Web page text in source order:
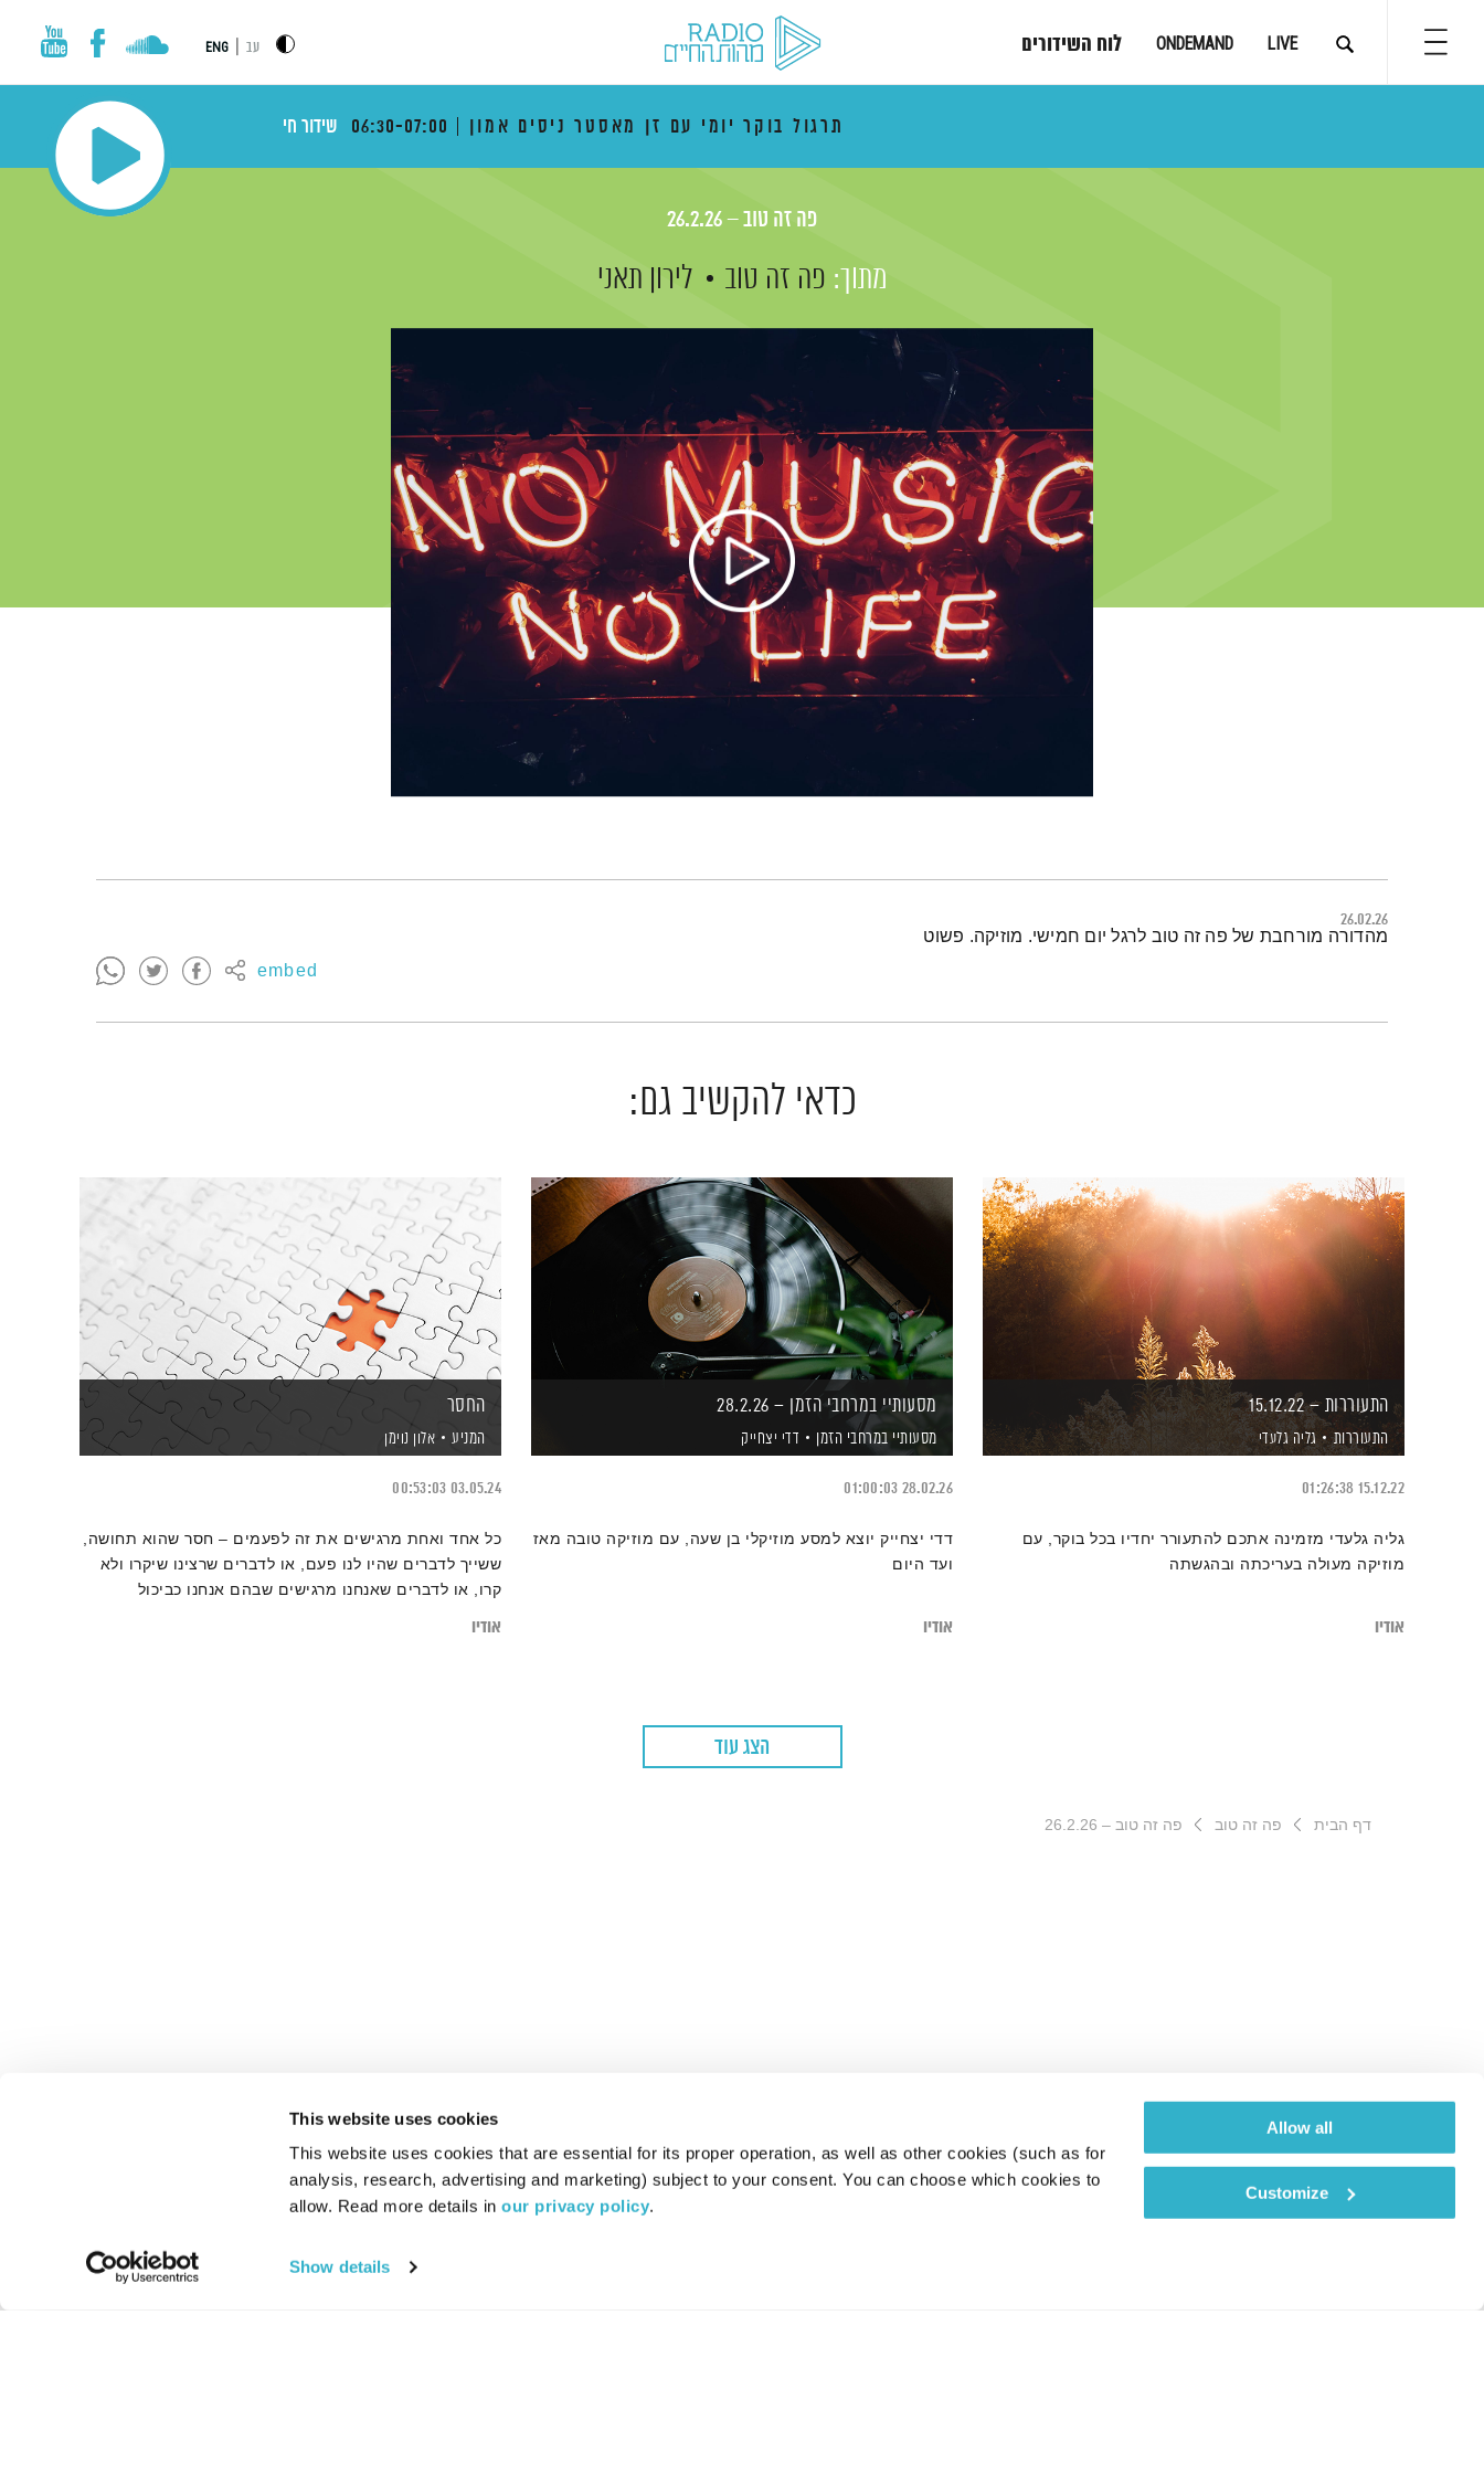
This website uses cookies
This website uses cookies that are essential for its proper operation, as well as other cookies (such as for
analysis, research, advertising and marketing) subject to your consent. You can choose which cookies to
allow. Read more details in our privacy policy.
Show details
Allow all
Customize
LIVE
ONDEMAND לוח השידורים עב ENG
תרגול בוקר יומי עם זן מאסטר ניסים אמון 06:30-07:00 שידור חי
פה זה טוב – 26.2.26
מתוך: פה זה טוב לירון תאני
26.02.26
embed
תמצית הפודקאסט
מהדורה מורחבת של פה זה טוב לרגל יום חמישי. מוזיקה. פשוט
כדאי להקשיב גם:
התעוררות – 15.12.22
התעוררות גליה גלעדי
15.12.22
01:26:38
גליה גלעדי מזמינה אתכם להתעורר יחדיו בכל בוקר, עם
מוזיקה מעולה בעריכתה ובהגשתה
אודיו
מסעותיי במרחבי הזמן – 28.2.26
מסעותיי במרחבי הזמן דדי יצחייק
28.02.26
01:00:03
דדי יצחייק יוצא למסע מוזיקלי בן שעה, עם מוזיקה טובה מאז
ועד היום
אודיו
החסר
המניע אלון נוימן
03.05.24
00:53:03
כל אחד ואחת מרגישים את זה לפעמים – חסר שהוא תחושה,
ששייך לדברים שהיו לנו פעם, או לדברים שרצינו שיקרו ולא
קרו, או לדברים שאנחנו מרגישים שבהם אנחנו כביכול
אודיו
הצג עוד
דף הבית פה זה טוב פה זה טוב – 26.2.26